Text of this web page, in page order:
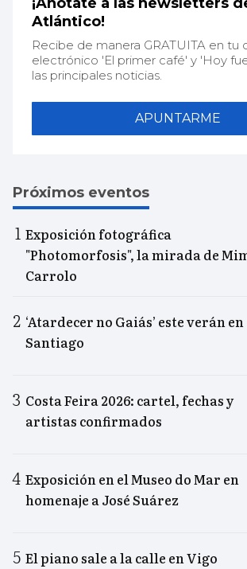
Atlántico!
Recibe de manera GRATUITA en tu
electrónico 'El primer café' y 'Hoy
las principales noticias.
APUNTARME
Próximos eventos
Exposición fotográfica
"Photomorfosis", la mirada de
Carrolo
‘Atardecer no Gaiás’ este verán en
Santiago
Costa Feira 2026: cartel, fechas y
artistas confirmados
Exposición en el Museo do Mar en
homenaje a José Suárez
El piano sale a la calle en Vigo